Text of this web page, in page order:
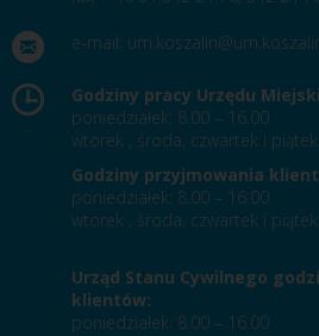
e-mail:
Godziny pracy Urzędu
poniedziałek: 8.00 – 16.00
wtorek , środa, czwartek i
Godziny przyjmowania
poniedziałek: 8.00 – 16.00
wtorek , środa, czwartek i
Urząd Stanu Cywilnego
klientów:
poniedziałek: 8.00 – 16.00